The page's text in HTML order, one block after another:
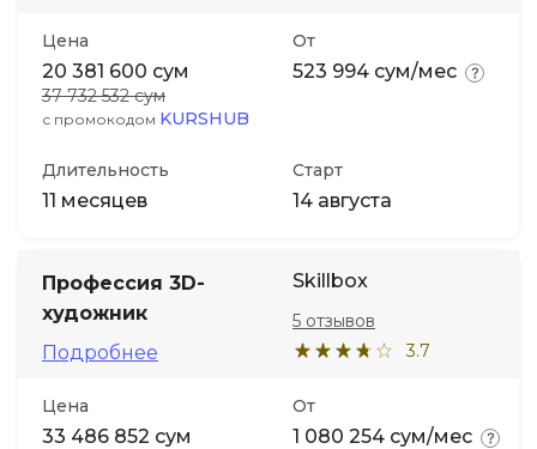
Цена
20 381 600 сум
37 732 532 сум
с промокодом KURSHUB
От
523 994 сум/мес
Длительность
11 месяцев
Старт
14 августа
Профессия 3D-
художник
Подробнее
Skillbox
3.7
5 отзывов
Цена
33 486 852 сум
От
1 080 254 сум/мес